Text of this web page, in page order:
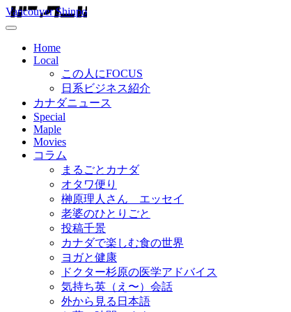
Vancouver Shinpo
Home
Local
この人にFOCUS
日系ビジネス紹介
カナダニュース
Special
Maple
Movies
コラム
まるごとカナダ
オタワ便り
榊原理人さん エッセイ
老婆のひとりごと
投稿千景
カナダで楽しむ食の世界
ヨガと健康
ドクター杉原の医学アドバイス
気持ち英（え〜）会話
外から見る日本語